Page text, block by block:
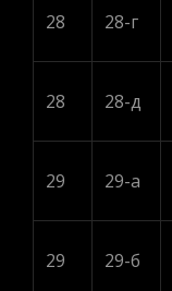
28 28-г
28 28-д
29 29-а
29 29-б